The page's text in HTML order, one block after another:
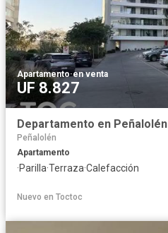
Apartamento·en venta
UF 8.827
Departamento en Peñalolén
Peñalolén
Apartamento
·Parilla·Terraza·Calefacción
Nuevo en Toctoc